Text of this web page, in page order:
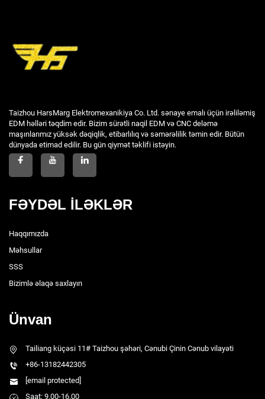
Taizhou HarsMarg Elektromexanikiya Co. Ltd. sənaye emalı üçün irəliləmiş
EDM həlləri təqdim edir. Bizim sürətli naqil EDM və CNC deləmə
maşınlarımız yüksək dəqiqlik, etibarlılıq və səmərəlilik təmin edir. Bütün
dünyada etimad edilir. Bu gün qiymət təklifi istəyin.
FƏYDƏL İLƏKLƏR
Haqqımızda
Məhsullar
SSS
Bizimlə əlaqə saxlayın
Ünvan
Tailiang küçəsi 11# Taizhou şəhəri, Cənubi Çinin Cənub vilayəti
+86-13182442305
[email protected]
Saat: 9.00-16.00